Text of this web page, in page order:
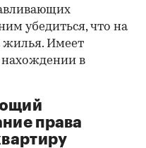
убедиться, что на
жилья. Имеет
в
права